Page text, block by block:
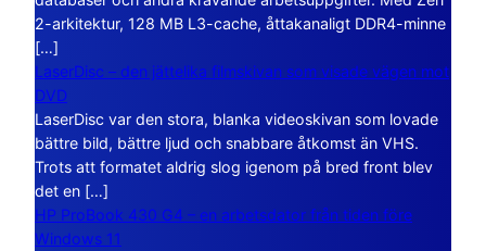
2-arkitektur, 128 MB L3-cache, åttakanaligt DDR4-minne
[…]
LaserDisc – den jättelika filmskivan som visade vägen mot
DVD
LaserDisc var den stora, blanka videoskivan som lovade
bättre bild, bättre ljud och snabbare åtkomst än VHS.
Trots att formatet aldrig slog igenom på bred front blev
det en […]
HP ProBook 430 G4 – en arbetsdator från tiden före
Windows 11